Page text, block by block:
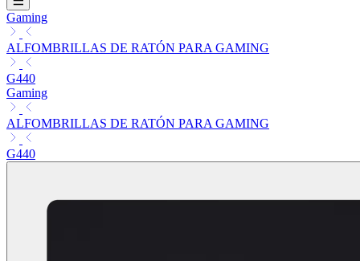
Gaming
ALFOMBRILLAS DE RATÓN PARA GAMING
G440
Gaming
ALFOMBRILLAS DE RATÓN PARA GAMING
G440